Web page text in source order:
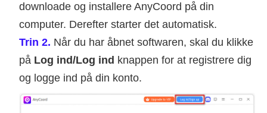
downloade og installere AnyCoord på din
computer. Derefter starter det automatisk.
Trin 2. Når du har åbnet softwaren, skal du klikke
på Log ind/Log ind knappen for at registrere dig
og logge ind på din konto.